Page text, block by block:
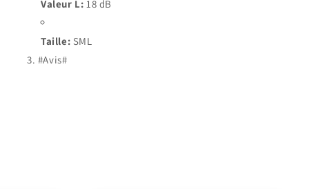
Valeur L: 18 dB
Taille: SML
#Avis#